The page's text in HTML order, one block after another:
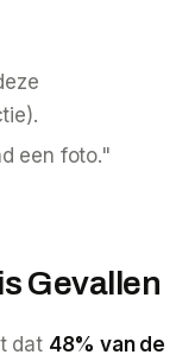
een foto."
Gevallen
dat 48% van de